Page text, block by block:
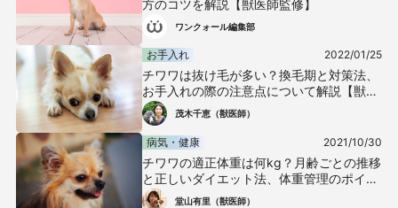
方のコツを解説【獣医師監修】
ワンクォール編集部
お手入れ 2022/01/25
チワワは抜け毛が多い？換毛期と対策法、
お手入れの際の注意点について解説【獣医
師監修】茂木千恵（獣医師）
病気・健康 2021/10/30
チワワの適正体重は何kg？月齢ごとの推移
と正しいダイエット法、体重管理のポイン
トを解説【獣医師監修】
堂山有里（獣医師）